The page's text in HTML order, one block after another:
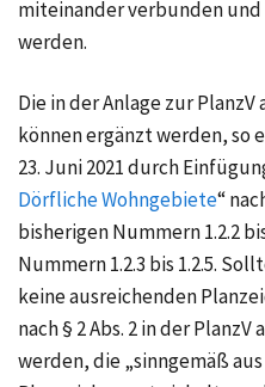
miteinander verbunden
werden.
Die in der Anlage zur
können ergänzt werden, so
23. Juni 2021durch
Dörfliche Wohngebiete“
bisherigenNummern 1.2.2
Nummern 1.2.3 bis 1.2.5.
keine ausreichenden
nach§ 2 Abs. 2in der PlanzV
werden, die „sinngemäß